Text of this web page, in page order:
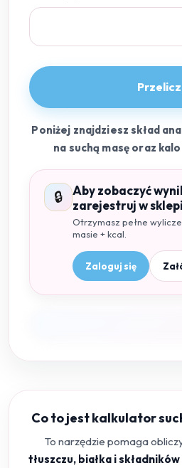
Przelicz
Poniżej znajdziesz skład
na suchą masę oraz
🔒
Aby zobaczyć
zarejestruj w
Otrzymasz pełne
masie + kcal.
Zaloguj się
Co to jest kalkulator
To narzędzie pomaga
tłuszczu, białka i